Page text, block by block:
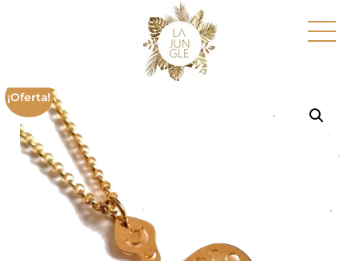
¡Oferta!